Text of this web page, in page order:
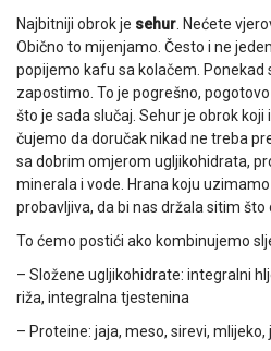
Najbitniji obrok je sehur . Nećete
Obično to mijenjamo. Često i ne
popijemo kafu sa kolačem. Ponekad
zapostimo. To je pogrešno,
što je sada slučaj. Sehur je obrok
čujemo da doručak nikad ne treba
sa dobrim omjerom ugljikohidrata,
minerala i vode. Hrana koju
probavljiva, da bi nas držala sitim što
To ćemo postići ako kombinujemo
– Složene ugljikohidrate: integralni
riža, integralna tjestenina
– Proteine: jaja, meso, sirevi,